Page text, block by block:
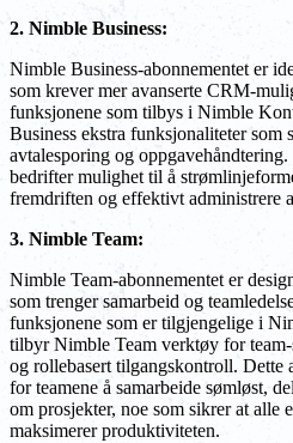
2. Nimble Business:
Nimble Business-abonnementet er
som krever mer avanserte CRM-
funksjonene som tilbys i Nimble
Business ekstra funksjonaliteter som
avtalesporing og
bedrifter mulighet til å
fremdriften og effektivt administrere
3. Nimble Team:
Nimble Team-abonnementet er
som trenger samarbeid og
funksjonene som er tilgjengelige i
tilbyr Nimble Team verktøy for
og rollebasert tilgangskontroll. Dette
for teamene å samarbeide sømløst,
om prosjekter, noe som sikrer at alle
maksimerer produktiviteten.